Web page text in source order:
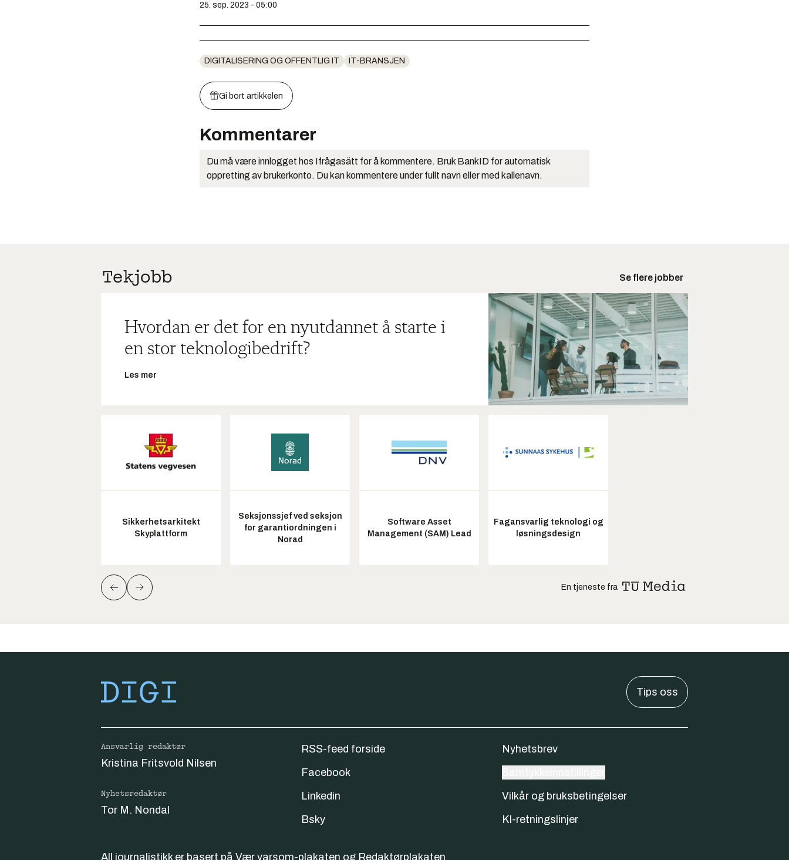
25. sep. 2023 - 05:00
DIGITALISERING OG OFFENTLIG IT IT-BRANSJEN
Gi bort artikkelen
Kommentarer
Du må være innlogget hos Ifrågasätt for å kommentere. Bruk BankID for automatisk
oppretting av brukerkonto. Du kan kommentere under fullt navn eller med kallenavn.
Se flere jobber
Hvordan er det for en nyutdannet å starte i
en stor teknologibedrift?
Les mer
Sikkerhetsarkitekt
Skyplattform
Seksjonssjef ved seksjon
for garantiordningen i
Norad
Software Asset
Management (SAM) Lead
Fagansvarlig teknologi og
løsningsdesign
En tjeneste fra
Tips oss
Ansvarlig redaktør
Kristina Fritsvold Nilsen
Nyhetsredaktør
Tor M. Nondal
RSS-feed forside
Facebook
Linkedin
Bsky
Nyhetsbrev
Vilkår og bruksbetingelser
KI-retningslinjer
All journalistikk er basert på Vær varsom-plakaten og Redaktørplakaten